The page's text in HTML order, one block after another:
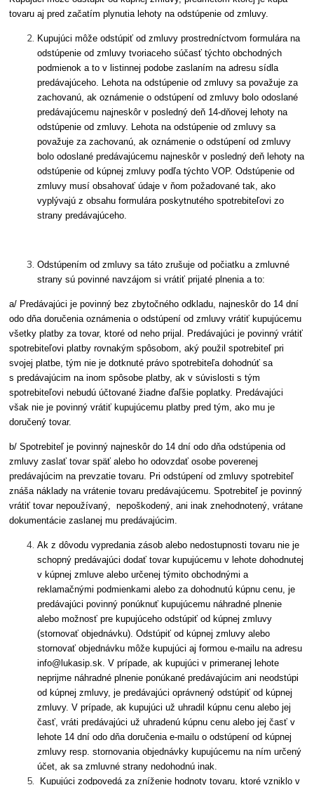
tovaru aj pred začatím plynutia lehoty na odstúpenie od zmluvy.
Kupujúci môže odstúpiť od zmluvy prostredníctvom formulára na
odstúpenie od zmluvy tvoriaceho súčasť týchto obchodných
podmienok a to v listinnej podobe zaslaním na adresu sídla
predávajúceho. Lehota na odstúpenie od zmluvy sa považuje za
zachovanú, ak oznámenie o odstúpení od zmluvy bolo odoslané
predávajúcemu najneskôr v posledný deň 14-dňovej lehoty na
odstúpenie od zmluvy. Lehota na odstúpenie od zmluvy sa
považuje za zachovanú, ak oznámenie o odstúpení od zmluvy
bolo odoslané predávajúcemu najneskôr v posledný deň lehoty na
odstúpenie od kúpnej zmluvy podľa týchto VOP. Odstúpenie od
zmluvy musí obsahovať údaje v ňom požadované tak, ako
vyplývajú z obsahu formulára poskytnutého spotrebiteľovi zo
strany predávajúceho.
Odstúpením od zmluvy sa táto zrušuje od počiatku a zmluvné
strany sú povinné navzájom si vrátiť prijaté plnenia a to:
a/ Predávajúci je povinný bez zbytočného odkladu, najneskôr do 14 dní
odo dňa doručenia oznámenia o odstúpení od zmluvy vrátiť kupujúcemu
všetky platby za tovar, ktoré od neho prijal. Predávajúci je povinný vrátiť
spotrebiteľovi platby rovnakým spôsobom, aký použil spotrebiteľ pri
svojej platbe, tým nie je dotknuté právo spotrebiteľa dohodnúť sa
s predávajúcim na inom spôsobe platby, ak v súvislosti s tým
spotrebiteľovi nebudú účtované žiadne ďaľšie poplatky. Predávajúci
však nie je povinný vrátiť kupujúcemu platby pred tým, ako mu je
doručený tovar.
b/ Spotrebiteľ je povinný najneskôr do 14 dní odo dňa odstúpenia od
zmluvy zaslať tovar späť alebo ho odovzdať osobe poverenej
predávajúcim na prevzatie tovaru. Pri odstúpení od zmluvy spotrebiteľ
znáša náklady na vrátenie tovaru predávajúcemu. Spotrebiteľ je povinný
vrátiť tovar nepoužívaný, nepoškodený, ani inak znehodnotený, vrátane
dokumentácie zaslanej mu predávajúcim.
Ak z dôvodu vypredania zásob alebo nedostupnosti tovaru nie je
schopný predávajúci dodať tovar kupujúcemu v lehote dohodnutej
v kúpnej zmluve alebo určenej týmito obchodnými a
reklamačnými podmienkami alebo za dohodnutú kúpnu cenu, je
predávajúci povinný ponúknuť kupujúcemu náhradné plnenie
alebo možnosť pre kupujúceho odstúpiť od kúpnej zmluvy
(stornovať objednávku). Odstúpiť od kúpnej zmluvy alebo
stornovať objednávku môže kupujúci aj formou e-mailu na adresu
info@lukasip.sk. V prípade, ak kupujúci v primeranej lehote
neprijme náhradné plnenie ponúkané predávajúcim ani neodstúpi
od kúpnej zmluvy, je predávajúci oprávnený odstúpiť od kúpnej
zmluvy. V prípade, ak kupujúci už uhradil kúpnu cenu alebo jej
časť, vráti predávajúci už uhradenú kúpnu cenu alebo jej časť v
lehote 14 dní odo dňa doručenia e-mailu o odstúpení od kúpnej
zmluvy resp. stornovania objednávky kupujúcemu na ním určený
účet, ak sa zmluvné strany nedohodnú inak.
Kupujúci zodpovedá za zníženie hodnoty tovaru, ktoré vzniklo v